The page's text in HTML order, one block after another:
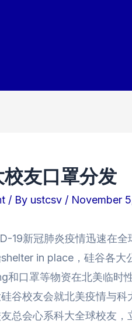
友口罩分发
/ By ustcsv / November
19新冠肺炎疫情迅速在
in place，硅谷各
和口罩等物资在北美临时
谷校友会就北美疫情与
总会心系科大全球校友，